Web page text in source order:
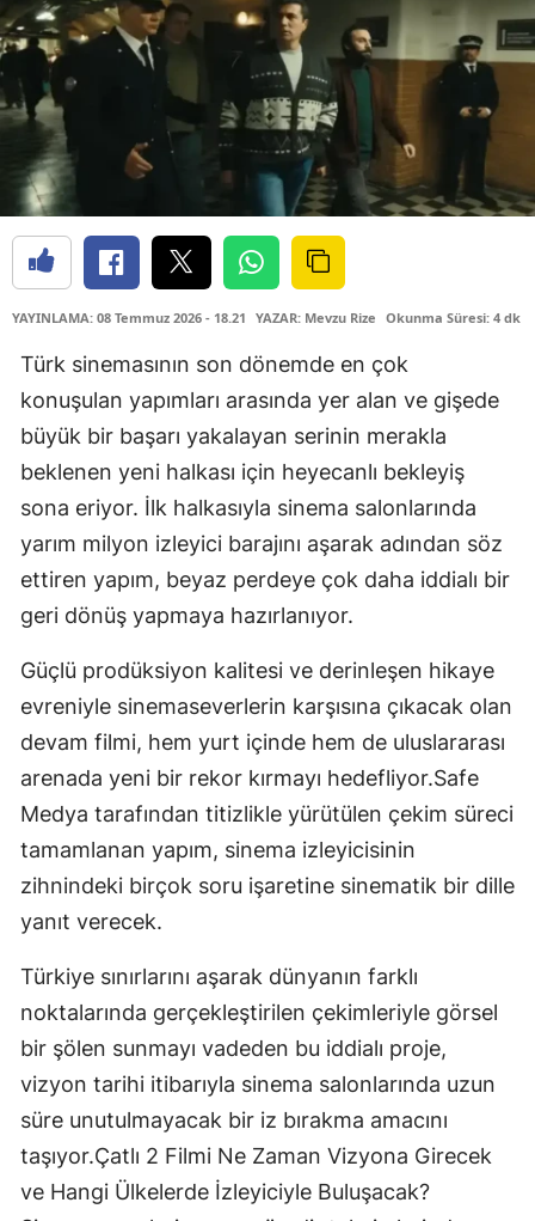
YAYINLAMA: 08 Temmuz 2026 - 18.21 YAZAR: Mevzu Rize Okunma Süresi: 4 dk
Türk sinemasının son dönemde en çok
konuşulan yapımları arasında yer alan ve gişede
büyük bir başarı yakalayan serinin merakla
beklenen yeni halkası için heyecanlı bekleyiş
sona eriyor. İlk halkasıyla sinema salonlarında
yarım milyon izleyici barajını aşarak adından söz
ettiren yapım, beyaz perdeye çok daha iddialı bir
geri dönüş yapmaya hazırlanıyor.
Güçlü prodüksiyon kalitesi ve derinleşen hikaye
evreniyle sinemaseverlerin karşısına çıkacak olan
devam filmi, hem yurt içinde hem de uluslararası
arenada yeni bir rekor kırmayı hedefliyor.Safe
Medya tarafından titizlikle yürütülen çekim süreci
tamamlanan yapım, sinema izleyicisinin
zihnindeki birçok soru işaretine sinematik bir dille
yanıt verecek.
Türkiye sınırlarını aşarak dünyanın farklı
noktalarında gerçekleştirilen çekimleriyle görsel
bir şölen sunmayı vadeden bu iddialı proje,
vizyon tarihi itibarıyla sinema salonlarında uzun
süre unutulmayacak bir iz bırakma amacını
taşıyor.Çatlı 2 Filmi Ne Zaman Vizyona Girecek
ve Hangi Ülkelerde İzleyiciyle Buluşacak?